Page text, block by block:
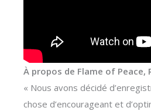
À propos de Flame of Peace,
« Nous avons décidé
chose d’encourageant et